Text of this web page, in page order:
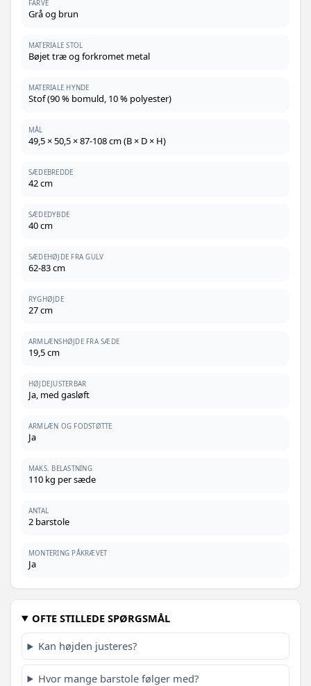
FARVE
Grå og brun
MATERIALE STOL
Bøjet træ og forkromet metal
MATERIALE HYNDE
Stof (90 % bomuld, 10 % polyester)
MÅL
49,5 × 50,5 × 87-108 cm (B × D × H)
SÆDEBREDDE
42 cm
SÆDEDYBDE
40 cm
SÆDEHØJDE FRA GULV
62-83 cm
RYGHØJDE
27 cm
ARMLÆNSHØJDE FRA SÆDE
19,5 cm
HØJDEJUSTERBAR
Ja, med gasløft
ARMLÆN OG FODSTØTTE
Ja
MAKS. BELASTNING
110 kg per sæde
ANTAL
2 barstole
MONTERING PÅKRÆVET
Ja
OFTE STILLEDE SPØRGSMÅL
Kan højden justeres?
Hvor mange barstole følger med?